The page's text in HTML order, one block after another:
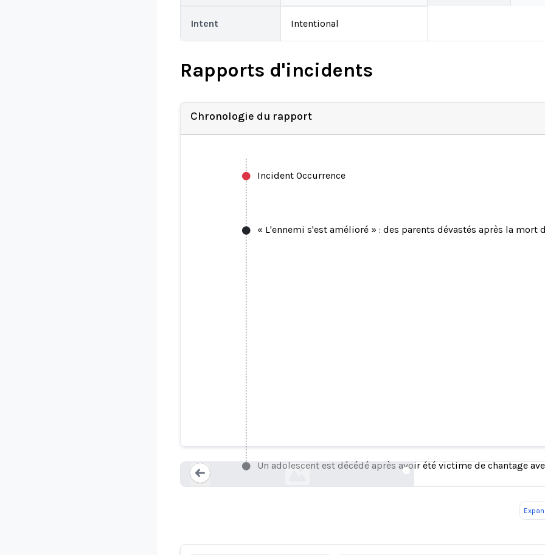
Intent Intentional
Rapports d'incidents
Chronologie du rapport
Incident Occurrence
« L'ennemi s'est amélioré » : des parents dévastés après la
Un adolescent est décédé après avoir été victime de chantage
Loading...
« L'ennemi s'est amélioré » : des parents dévastés après
adolescente du Kentucky suite à une opération de